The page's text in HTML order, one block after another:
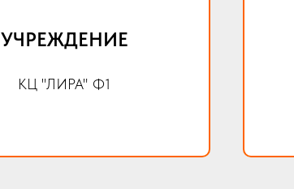
УЧРЕЖДЕНИЕ
КЦ "ЛИРА" Ф1